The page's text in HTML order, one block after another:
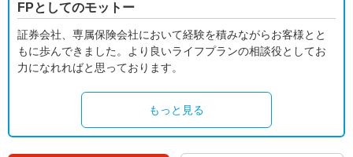
FPとしてのモットー
証券会社、専属保険会社において経験を積みながらお客様とと
もに歩んできました。より良いライフプランの相談役としてお
力になれればと思っております。
もっと見る